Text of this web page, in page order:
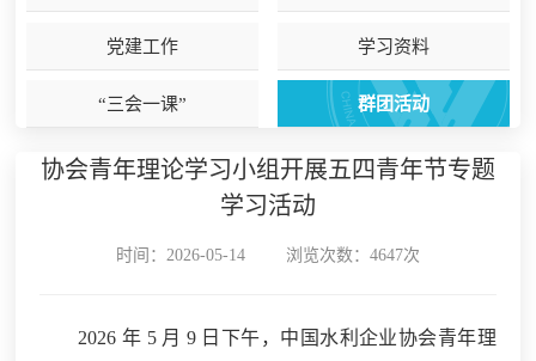
党建工作 学习资料
“三会一课” 群团活动
协会青年理论学习小组开展五四青年节专题
学习活动
时间：2026-05-14 浏览次数：4647次
2026 年 5 月 9 日下午，中国水利企业协会青年理